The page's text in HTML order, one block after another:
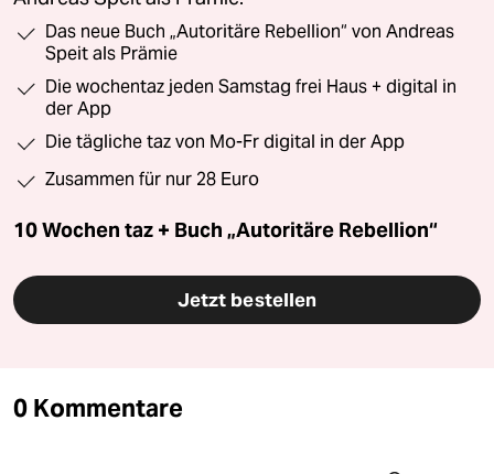
Das neue Buch „Autoritäre Rebellion“ von Andreas
Speit als Prämie
Die wochentaz jeden Samstag frei Haus + digital in
der App
Die tägliche taz von Mo-Fr digital in der App
Zusammen für nur 28 Euro
10 Wochen taz + Buch „Autoritäre Rebellion“
Jetzt bestellen
0 Kommentare